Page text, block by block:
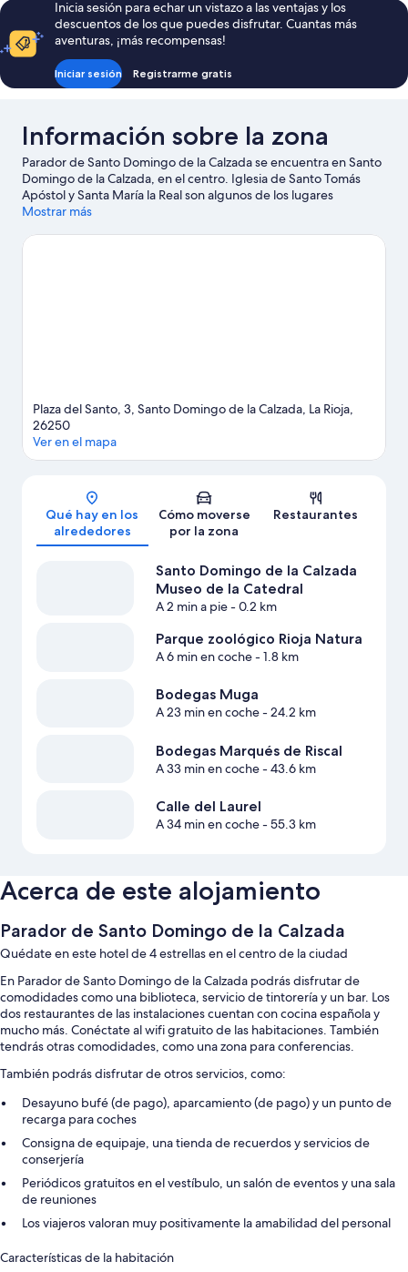
Inicia sesión para echar un vistazo a las ventajas y los
descuentos de los que puedes disfrutar. Cuantas más
aventuras, ¡más recompensas!
Iniciar sesión Registrarme gratis
Información sobre la zona
Parador de Santo Domingo de la Calzada se encuentra en Santo
Domingo de la Calzada, en el centro. Iglesia de Santo Tomás
Apóstol y Santa María la Real son algunos de los lugares
emblemáticos de la región, donde también puedes acercarte a
unas vacaciones activas. Parque zoológico Rioja Natura y Jardín
Mostrar más
Plaza del Santo, 3, Santo Domingo de la Calzada, La Rioja,
26250
Ver en el mapa
Qué hay en los
alrededores
Cómo moverse
por la zona
Restaurantes
Santo Domingo de la Calzada
Museo de la Catedral
A 2 min a pie- 0.2 km
Parque zoológico Rioja Natura
A 6 min en coche- 1.8 km
Bodegas Muga
A 23 min en coche- 24.2 km
Bodegas Marqués de Riscal
A 33 min en coche- 43.6 km
Calle del Laurel
A 34 min en coche- 55.3 km
Acerca de este alojamiento
Parador de Santo Domingo de la Calzada
Quédate en este hotel de 4 estrellas en el centro de la ciudad
En Parador de Santo Domingo de la Calzada podrás disfrutar de
comodidades como una biblioteca, servicio de tintorería y un bar. Los
dos restaurantes de las instalaciones cuentan con cocina española y
mucho más. Conéctate al wifi gratuito de las habitaciones. También
tendrás otras comodidades, como una zona para conferencias.
También podrás disfrutar de otros servicios, como:
Desayuno bufé (de pago), aparcamiento (de pago) y un punto de
recarga para coches
Consigna de equipaje, una tienda de recuerdos y servicios de
conserjería
Periódicos gratuitos en el vestíbulo, un salón de eventos y una sala
de reuniones
Los viajeros valoran muy positivamente la amabilidad del personal
Características de la habitación